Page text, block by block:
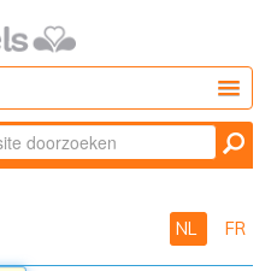
NL FR